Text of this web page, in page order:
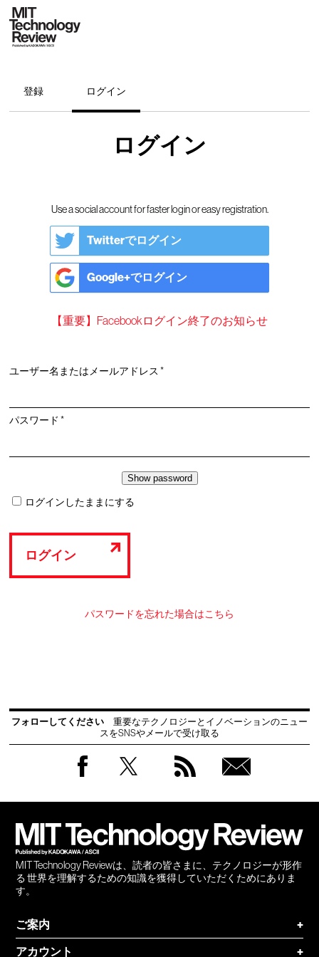
登録 ログイン
ログイン
Use a social account for faster login or easy registration.
Twitterでログイン
Google+でログイン
【重要】Facebookログイン終了のお知らせ
ユーザー名またはメールアドレス*必
パスワード*必
ログインしたままにする
ログイン
パスワードを忘れた場合はこちら
フォローしてください
重要なテクノロジーとイノベーションのニュー
スをSNSやメールで受け取る
MIT Technology Reviewは、読者の皆さまに、テクノロジーが形作
る 世界を理解するための知識を獲得していただくためにありま
す。
ご案内
+
アカウント
+